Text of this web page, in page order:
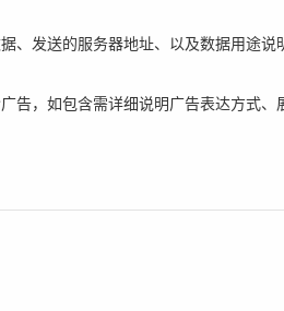
、发送的服务器地址、以及数据用途说
告，如包含需详细说明广告表达方式、